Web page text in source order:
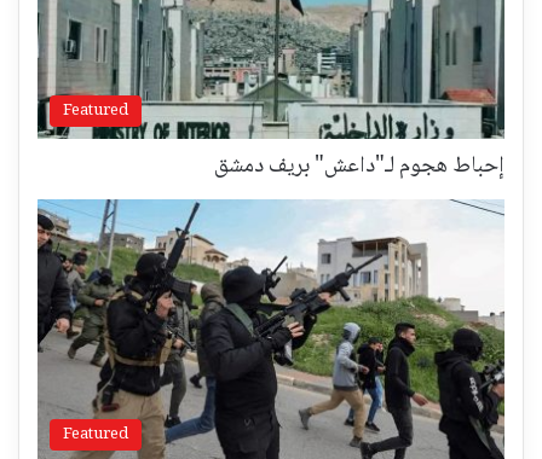
Featured
إحباط هجوم لـ"داعش" بريف دمشق
Featured